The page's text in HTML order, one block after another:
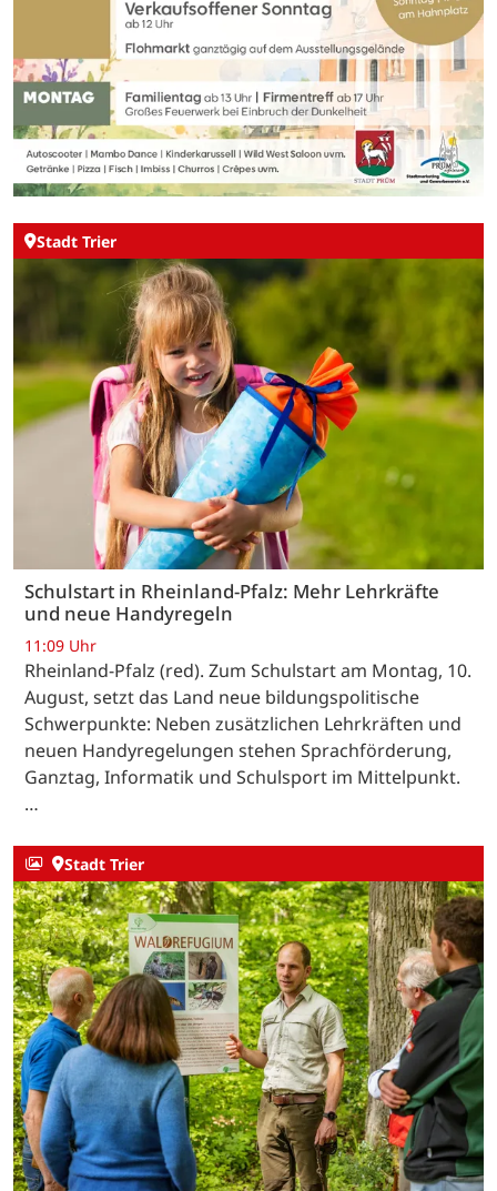
Stadt Trier
Schulstart in Rheinland-Pfalz: Mehr Lehrkräfte
und neue Handyregeln
11:09 Uhr
Rheinland-Pfalz (red). Zum Schulstart am Montag, 10.
August, setzt das Land neue bildungspolitische
Schwerpunkte: Neben zusätzlichen Lehrkräften und
neuen Handyregelungen stehen Sprachförderung,
Ganztag, Informatik und Schulsport im Mittelpunkt.
…
Stadt Trier